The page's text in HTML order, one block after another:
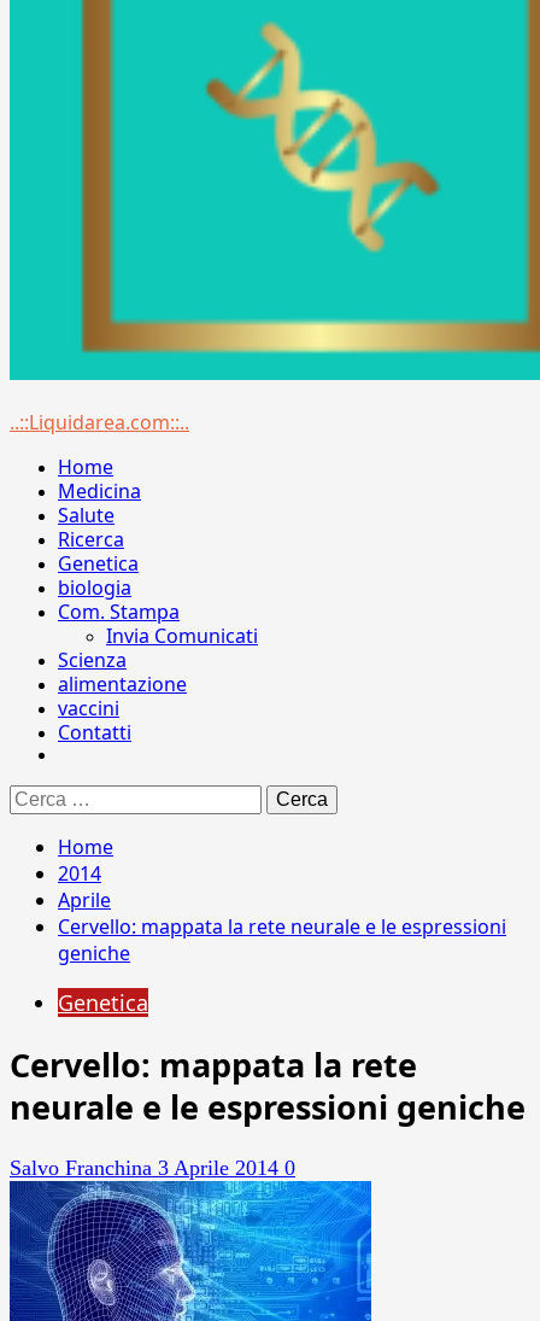
Menu
..::Liquidarea.com::..
Home
Medicina
Salute
Ricerca
Genetica
biologia
Com. Stampa
Invia Comunicati
Scienza
alimentazione
vaccini
Contatti
Ricerca
per:
Home
2014
Aprile
Cervello: mappata la rete neurale e le espressioni
geniche
Genetica
Cervello: mappata la rete
neurale e le espressioni geniche
Salvo Franchina 3 Aprile 2014 0